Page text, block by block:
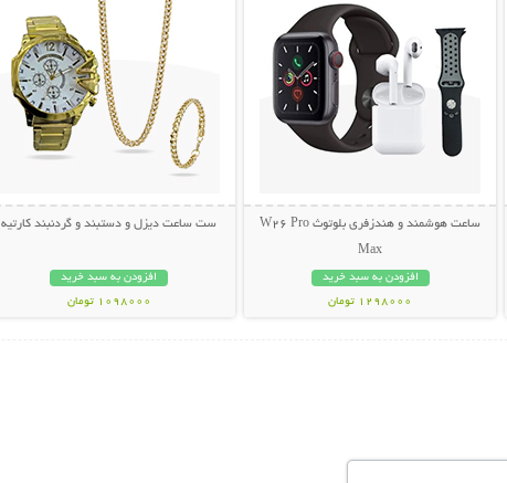
ساعت هوشمند و هندزفری بلوتوث W26 Pro
Max
افزودن به سبد خرید
1298000 تومان
ست ساعت دیزل و دستبند و گردنبند کارتیه
افزودن به سبد خرید
1098000 تومان